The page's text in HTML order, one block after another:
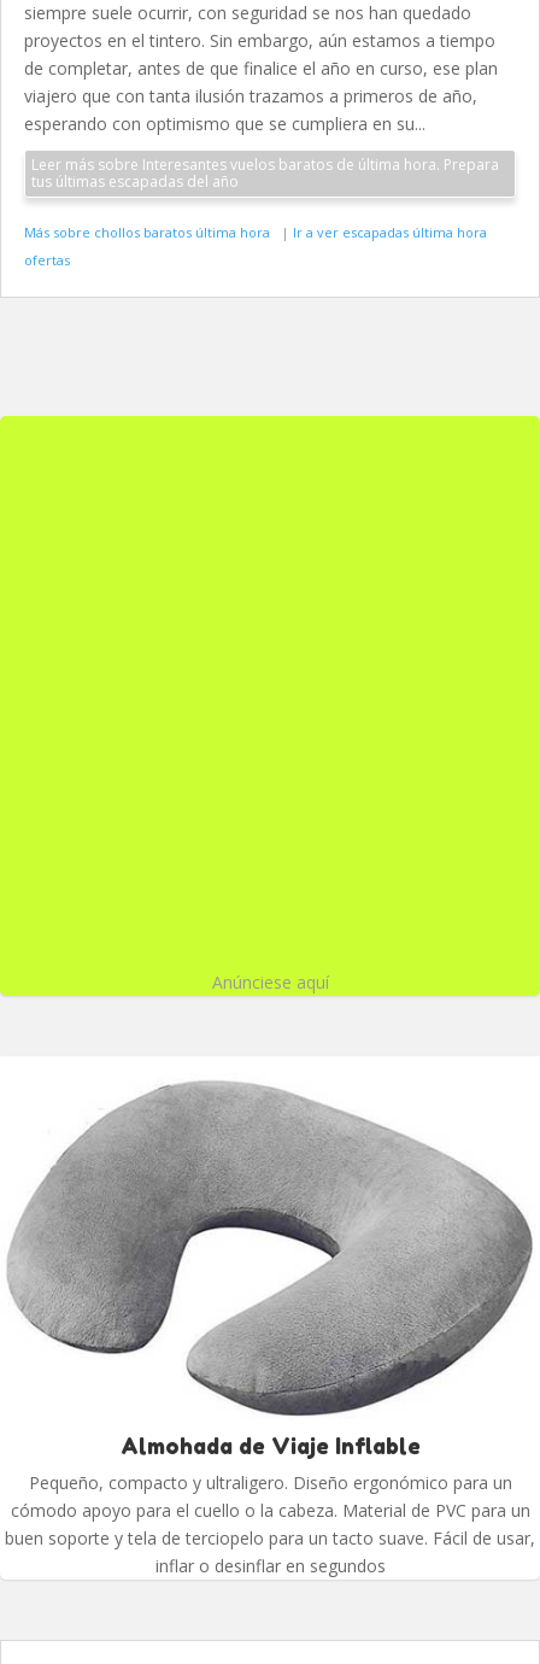
siempre suele ocurrir, con seguridad se nos han quedado
proyectos en el tintero. Sin embargo, aún estamos a tiempo
de completar, antes de que finalice el año en curso, ese plan
viajero que con tanta ilusión trazamos a primeros de año,
esperando con optimismo que se cumpliera en su...
Leer más sobre Interesantes vuelos baratos de última hora. Prepara
tus últimas escapadas del año
Más sobre chollos baratos última hora | Ir a ver escapadas última hora
ofertas
Anúnciese aquí
Almohada de Viaje Inflable
Pequeño, compacto y ultraligero. Diseño ergonómico para un
cómodo apoyo para el cuello o la cabeza. Material de PVC para un
buen soporte y tela de terciopelo para un tacto suave. Fácil de usar,
inflar o desinflar en segundos